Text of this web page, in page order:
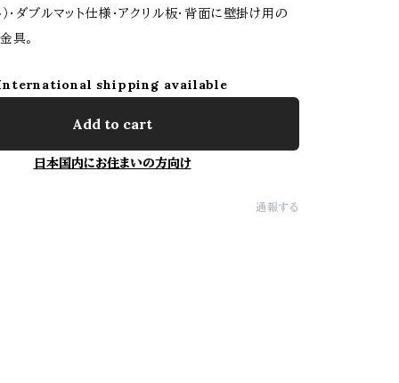
・ダブルマット仕様・アクリル板・背面に壁掛け用の
具。
shipping available
Add to cart
日本国内にお住まいの方向け
通報する